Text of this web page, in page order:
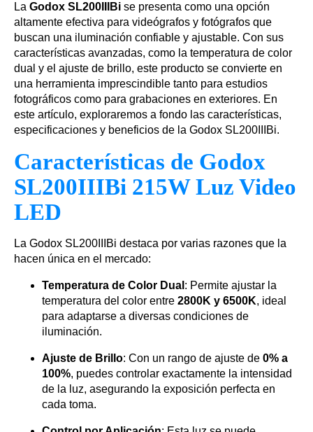
La Godox SL200IIIBi se presenta como una opción
altamente efectiva para videógrafos y fotógrafos que
buscan una iluminación confiable y ajustable. Con sus
características avanzadas, como la temperatura de color
dual y el ajuste de brillo, este producto se convierte en
una herramienta imprescindible tanto para estudios
fotográficos como para grabaciones en exteriores. En
este artículo, exploraremos a fondo las características,
especificaciones y beneficios de la Godox SL200IIIBi.
Características de Godox
SL200IIIBi 215W Luz Video
LED
La Godox SL200IIIBi destaca por varias razones que la
hacen única en el mercado:
Temperatura de Color Dual : Permite ajustar la
temperatura del color entre 2800K y 6500K, ideal
para adaptarse a diversas condiciones de
iluminación.
Ajuste de Brillo: Con un rango de ajuste de 0% a
100%, puedes controlar exactamente la intensidad
de la luz, asegurando la exposición perfecta en
cada toma.